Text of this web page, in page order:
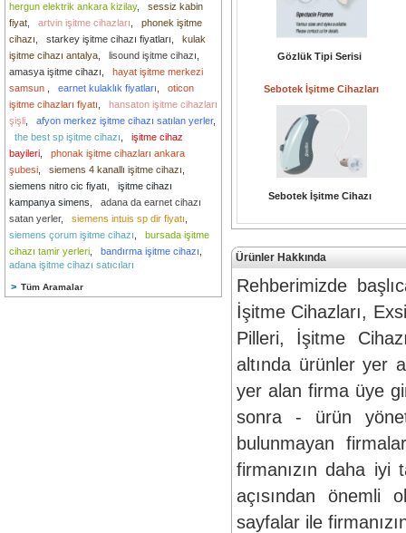
hergun elektrik ankara kizilay, sessiz kabin
fiyat
artvin işitme cihazları
phonek işitme
cihazı
starkey işitme cihazı fiyatları
kulak
işitme cihazı antalya
lisound işitme cihazı
amasya işitme cihazı
hayat işitme merkezi
samsun
earnet kulaklık fiyatları
oticon
işitme cihazları fiyatı
hansaton işitme cihazları
şişli
afyon merkez işitme cihazı satılan yerler,
the best sp işitme cihazı
işitme cihaz
bayileri
phonak işitme cihazları ankara
şubesi
siemens 4 kanallı işitme cihazı
siemens nitro cic fiyatı
işitme cihazı
kampanya simens
adana da earnet cihazı
satan yerler, siemens intuis sp dir fiyatı
siemens çorum işitme cihazı
bursada işitme
cihazı tamir yerleri
bandırma işitme cihazı
adana işitme cihazı satıcıları
> Tüm Aramalar
Gözlük Tipi Serisi
Sebotek İşitme Cihazları
Sebotek İşitme Cihazı
Ürünler Hakkında
Rehberimizde
İşitme Cihazları,
Pilleri, İşitme
altında ürünler yer
yer alan firma üye
sonra - ürün
bulunmayan
firmanızın daha iyi
açısından önemli
sayfalar ile